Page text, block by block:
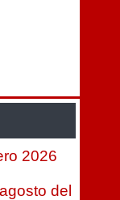
2026
del